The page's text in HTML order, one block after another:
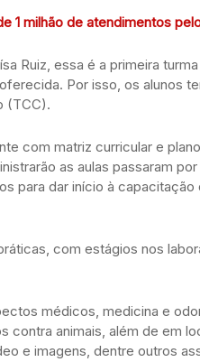
1 milhão de atendimentos
Ruiz, essa é a primeira
Por isso, os alunos
(TCC).
com matriz curricular e
as aulas passaram
para dar início à
com estágios nos
médicos, medicina e
contra animais, além de em
e imagens, dentre outros